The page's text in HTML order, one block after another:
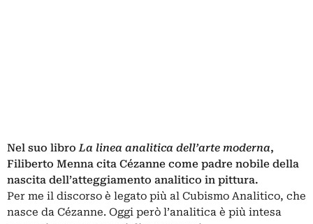
Nel suo libroLa linea analitica dell’arte moderna,
Filiberto Menna cita Cézanne come padre nobile della
nascita dell’atteggiamento analitico in pittura.
Per me il discorso è legato più al Cubismo Analitico, che
nasce da Cézanne. Oggi però l’analitica è più intesa